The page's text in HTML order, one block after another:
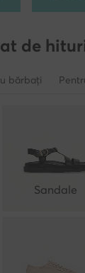
de
bărbați
Sandale